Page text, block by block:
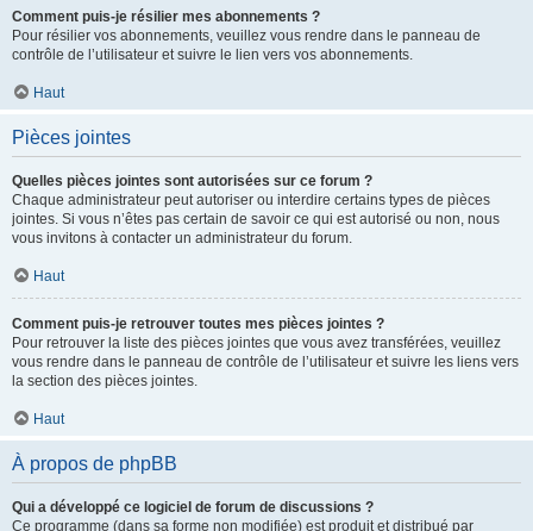
Comment puis-je résilier mes abonnements ?
Pour résilier vos abonnements, veuillez vous rendre dans le panneau de
contrôle de l’utilisateur et suivre le lien vers vos abonnements.
Haut
Pièces jointes
Quelles pièces jointes sont autorisées sur ce forum ?
Chaque administrateur peut autoriser ou interdire certains types de pièces
jointes. Si vous n’êtes pas certain de savoir ce qui est autorisé ou non, nous
vous invitons à contacter un administrateur du forum.
Haut
Comment puis-je retrouver toutes mes pièces jointes ?
Pour retrouver la liste des pièces jointes que vous avez transférées, veuillez
vous rendre dans le panneau de contrôle de l’utilisateur et suivre les liens vers
la section des pièces jointes.
Haut
À propos de phpBB
Qui a développé ce logiciel de forum de discussions ?
Ce programme (dans sa forme non modifiée) est produit et distribué par